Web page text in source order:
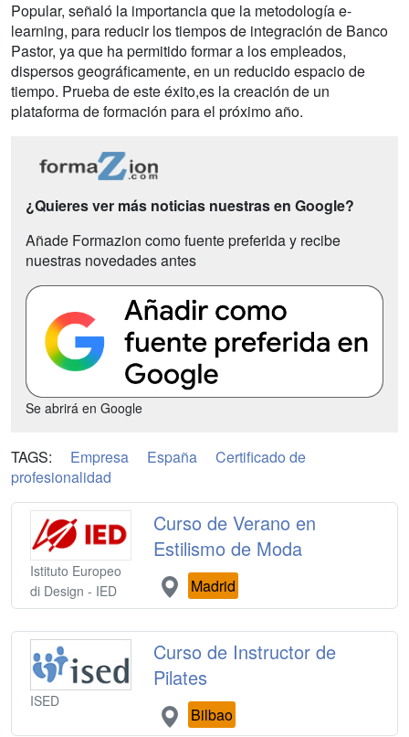
Popular, señaló la importancia que la metodología e-
learning, para reducir los tiempos de integración de Banco
Pastor, ya que ha permitido formar a los empleados,
dispersos geográficamente, en un reducido espacio de
tiempo. Prueba de este éxito,es la creación de un
plataforma de formación para el próximo año.
¿Quieres ver más noticias nuestras en Google?
Añade Formazion como fuente preferida y recibe
nuestras novedades antes
Se abrirá en Google
TAGS: Empresa España
Certificado de
profesionalidad
Istituto Europeo
di Design - IED
Curso de Verano en
Estilismo de Moda
Madrid
ISED
Curso de Instructor de
Pilates
Bilbao